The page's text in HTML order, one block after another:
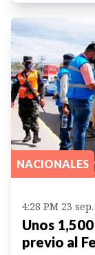
NACIONALES
4:28 PM 23
Unos
previo al